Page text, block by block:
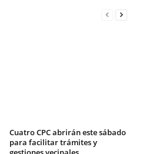
Cuatro CPC abrirán este sábado
para facilitar trámites y